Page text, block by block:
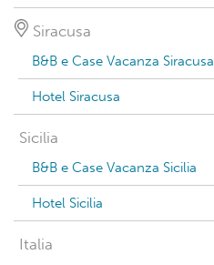
Siracusa
B&B e Case Vacanza Siracusa
Hotel Siracusa
Sicilia
B&B e Case Vacanza Sicilia
Hotel Sicilia
Italia